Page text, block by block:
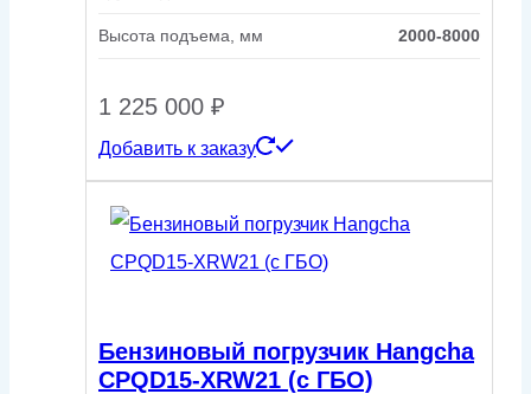
Высота подъема, мм 2000-8000
1 225 000 ₽
Добавить к заказу
Бензиновый погрузчик Hangcha
CPQD15-XRW21 (с ГБО)